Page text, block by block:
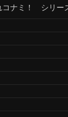
コナミ！ シリー